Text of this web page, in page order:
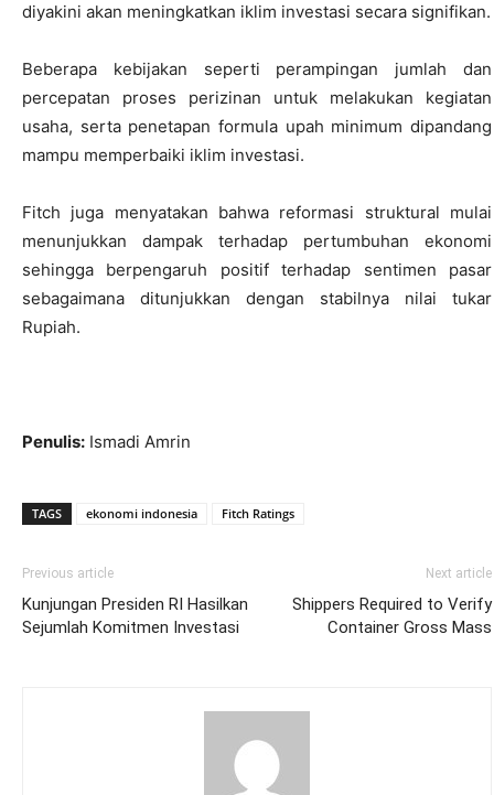
diyakini akan meningkatkan iklim investasi secara signifikan.
Beberapa kebijakan seperti perampingan jumlah dan
percepatan proses perizinan untuk melakukan kegiatan
usaha, serta penetapan formula upah minimum dipandang
mampu memperbaiki iklim investasi.
Fitch juga menyatakan bahwa reformasi struktural mulai
menunjukkan dampak terhadap pertumbuhan ekonomi
sehingga berpengaruh positif terhadap sentimen pasar
sebagaimana ditunjukkan dengan stabilnya nilai tukar
Rupiah.
Penulis: Ismadi Amrin
TAGS ekonomi indonesia Fitch Ratings
Previous article
Kunjungan Presiden RI Hasilkan
Sejumlah Komitmen Investasi
Next article
Shippers Required to Verify
Container Gross Mass